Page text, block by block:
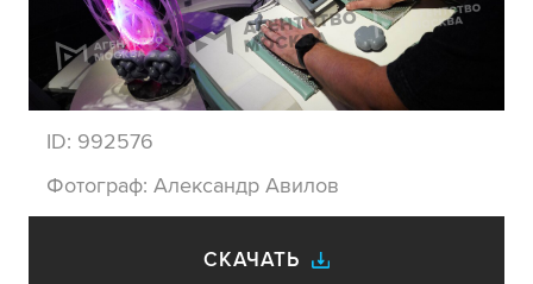
ID: 992576
Фотограф: Александр Авилов
СКАЧАТЬ